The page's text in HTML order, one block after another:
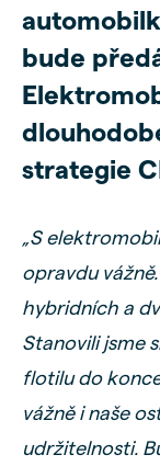
bude
strategie
„S
opravdu vážně.
hybridních a
Stanovili jsme
flotilu do
vážně i naše
udržitelnosti.